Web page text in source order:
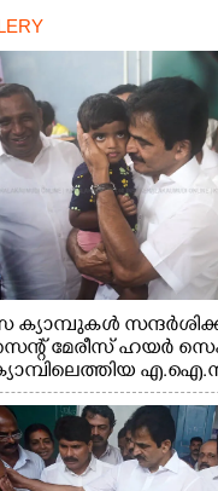
ക്യാമ്പുകൾ
മേരീസ് ഹയർ
കെ.സി വേണുഗോപാൽ
എം. ലിജു, കൃഷിവകുപ്പ്
എം. എൽ. എ